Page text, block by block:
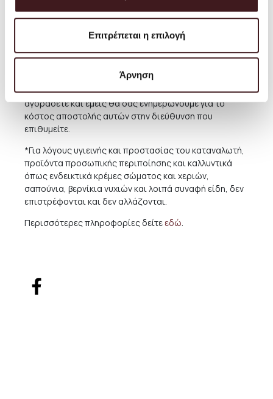
Επιτρέπεται η επιλογή
Άρνηση
ποικίλει ανάλογα με την χώρα και την συγκεκριμένη
περιοχή. Για την καλύτερη εξυπηρέτηση και ενημέρωσή
να μας αποστέλλετε μήνυμα ηλεκτρονικής
αλληλογραφίας με τα προϊόντα που επιθυμείτε να
αγοράσετε και εμείς θα σας ενημερώνουμε για το
κόστος αποστολής αυτών στην διεύθυνση που
επιθυμείτε.
*Για λόγους υγιεινής και προστασίας του καταναλωτή,
προϊόντα προσωπικής περιποίησης και καλλυντικά
όπως ενδεικτικά κρέμες σώματος και χεριών,
σαπούνια, βερνίκια νυχιών και λοιπά συναφή είδη, δεν
επιστρέφονται και δεν αλλάζονται.
Περισσότερες πληροφορίες δείτε εδώ.